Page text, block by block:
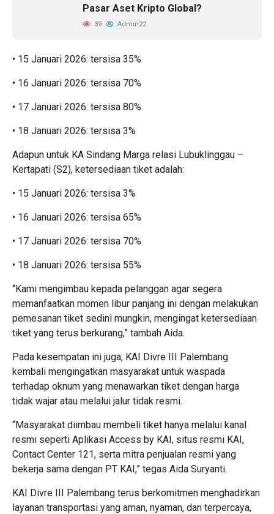
Pasar Aset Kripto Global?
39 Admin22
• 15 Januari 2026: tersisa 35%
• 16 Januari 2026: tersisa 70%
• 17 Januari 2026: tersisa 80%
• 18 Januari 2026: tersisa 3%
Adapun untuk KA Sindang Marga relasi Lubuklinggau –
Kertapati (S2), ketersediaan tiket adalah:
• 15 Januari 2026: tersisa 3%
• 16 Januari 2026: tersisa 65%
• 17 Januari 2026: tersisa 70%
• 18 Januari 2026: tersisa 55%
“Kami mengimbau kepada pelanggan agar segera
memanfaatkan momen libur panjang ini dengan melakukan
pemesanan tiket sedini mungkin, mengingat ketersediaan
tiket yang terus berkurang,” tambah Aida.
Pada kesempatan ini juga, KAI Divre III Palembang
kembali mengingatkan masyarakat untuk waspada
terhadap oknum yang menawarkan tiket dengan harga
tidak wajar atau melalui jalur tidak resmi.
“Masyarakat diimbau membeli tiket hanya melalui kanal
resmi seperti Aplikasi Access by KAI, situs resmi KAI,
Contact Center 121, serta mitra penjualan resmi yang
bekerja sama dengan PT KAI,” tegas Aida Suryanti.
KAI Divre III Palembang terus berkomitmen menghadirkan
layanan transportasi yang aman, nyaman, dan terpercaya,